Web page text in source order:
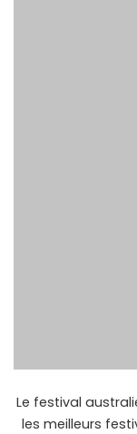
Le festival
les meilleurs